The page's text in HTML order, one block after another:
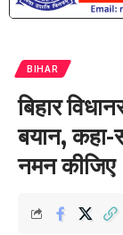
BIHAR
बिहार
बयान, कहा-
नमन कीजिए